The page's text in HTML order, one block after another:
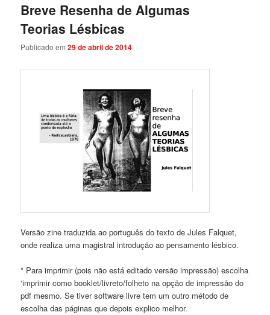
Breve Resenha de Algumas
Teorias Lésbicas
Publicado em29 de abril de 2014
Versão zine traduzida ao português do texto de Jules Falquet,
onde realiza uma magistral introdução ao pensamento lésbico.
* Para imprimir (pois não está editado versão impressão) escolha
‘imprimir como booklet/livreto/folheto na opção de impressão do
pdf mesmo. Se tiver software livre tem um outro método de
escolha das páginas que depois explico melhor.